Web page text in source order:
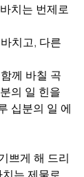
치는 번제로
치고, 다른
께 바칠 곡
의 일 힌을
십분의 일 에
쁘게 해 드리
는 제물로